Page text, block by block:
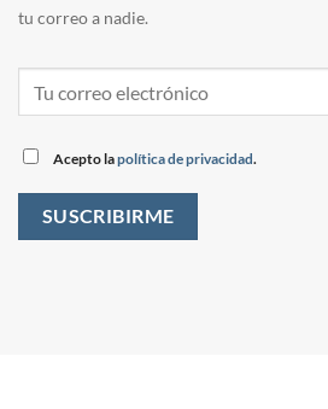
tu correo a nadie.
Acepto lapolítica de privacidad.